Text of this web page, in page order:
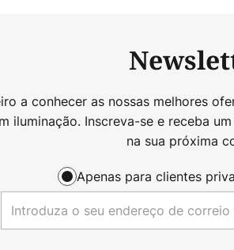
a conhecer as nossas melhores
iluminação. Inscreva-se e receba um
na sua próxima
Apenas para clientes